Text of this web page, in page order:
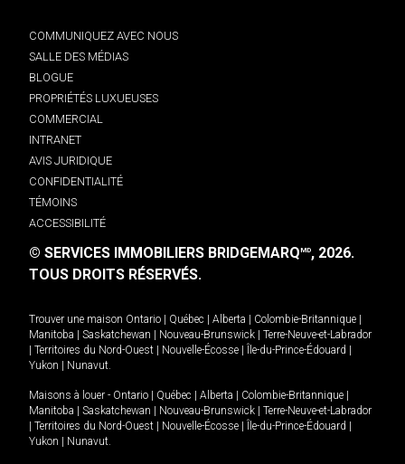
COMMUNIQUEZ AVEC NOUS
SALLE DES MÉDIAS
BLOGUE
PROPRIÉTÉS LUXUEUSES
COMMERCIAL
INTRANET
AVIS JURIDIQUE
CONFIDENTIALITÉ
TÉMOINS
ACCESSIBILITÉ
© SERVICES IMMOBILIERS BRIDGEMARQMD, 2026.
TOUS DROITS RÉSERVÉS.
Trouver une maison Ontario Québec Alberta Colombie-Britannique
Manitoba
Saskatchewan Nouveau-Brunswick
Terre-Neuve-et-Labrador
Territoires du Nord-Ouest Nouvelle-Écosse Île-du-Prince-Édouard
Yukon
Nunavut.
Maisons à louer - Ontario Québec Alberta Colombie-Britannique
Manitoba
Saskatchewan Nouveau-Brunswick
Terre-Neuve-et-Labrador
Territoires du Nord-Ouest Nouvelle-Écosse Île-du-Prince-Édouard
Yukon
Nunavut.